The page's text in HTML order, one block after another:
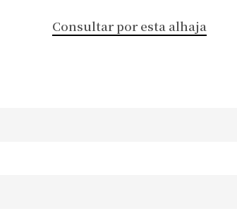
Consultar por esta alhaja